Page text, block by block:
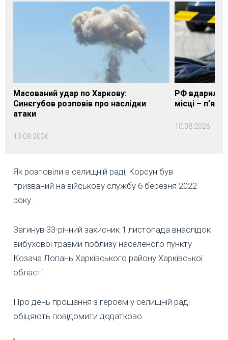
Масований удар по Харкову:
Синєгубов розповів про наслідки
атаки
10.08.2026
РФ вдарила
місці –
10.08.2026
Як розповіли в селищній раді, Корсун був
призваний на військову службу 6 березня 2022
року.
Загинув 33-річний захисник 1 листопада внаслідок
вибухової травми поблизу населеного пункту
Козача Лопань Харківського району Харківської
області.
Про день прощання з героєм у селищній раді
обіцяють повідомити додатково.